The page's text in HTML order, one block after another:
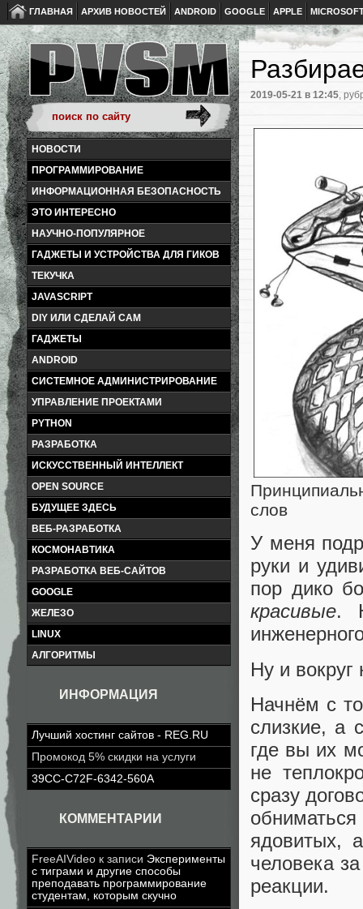
ГЛАВНАЯ АРХИВ НОВОСТЕЙ ANDROID GOOGLE APPLE
НОВОСТИ
ПРОГРАММИРОВАНИЕ
ИНФОРМАЦИОННАЯ БЕЗОПАСНОСТЬ
ЭТО ИНТЕРЕСНО
НАУЧНО-ПОПУЛЯРНОЕ
ГАДЖЕТЫ И УСТРОЙСТВА ДЛЯ ГИКОВ
ТЕКУЧКА
JAVASCRIPT
DIY ИЛИ СДЕЛАЙ САМ
ГАДЖЕТЫ
ANDROID
СИСТЕМНОЕ АДМИНИСТРИРОВАНИЕ
УПРАВЛЕНИЕ ПРОЕКТАМИ
PYTHON
РАЗРАБОТКА
ИСКУССТВЕННЫЙ ИНТЕЛЛЕКТ
OPEN SOURCE
БУДУЩЕЕ ЗДЕСЬ
ВЕБ-РАЗРАБОТКА
КОСМОНАВТИКА
РАЗРАБОТКА ВЕБ-САЙТОВ
GOOGLE
ЖЕЛЕЗО
LINUX
АЛГОРИТМЫ
ИНФОРМАЦИЯ
Лучший хостинг сайтов - REG.RU
Промокод 5% скидки на услуги
39CC-C72F-6342-560A
КОММЕНТАРИИ
FreeAIVideo к записи Эксперименты
с тиграми и другие способы
преподавать программирование
студентам, которым скучно
2019-05-21 в 12:45,
слов
У меня
руки и
пор дико
красивые.
Ну и
Начнём с
слизкие, а
где вы их
не
сразу
ядовитых,
человека
реакции.